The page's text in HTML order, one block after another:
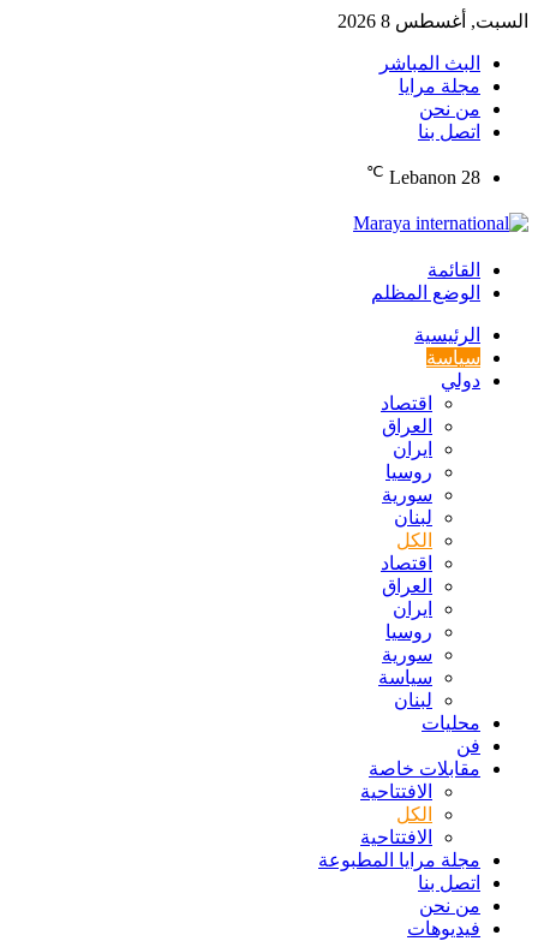
السبت, أغسطس 8 2026
البث المباشر
مجلة مرايا
من نحن
اتصل بنا
Lebanon 28
℃
القائمة
الوضع المظلم
الرئيسية
سياسة
دولي
اقتصاد
العراق
ايران
روسيا
سورية
لبنان
الكل
اقتصاد
العراق
ايران
روسيا
سورية
سياسة
لبنان
محليات
فن
مقابلات خاصة
الافتتاحیة
الكل
الافتتاحیة
مجلة مرايا المطبوعة
اتصل بنا
من نحن
فيديوهات